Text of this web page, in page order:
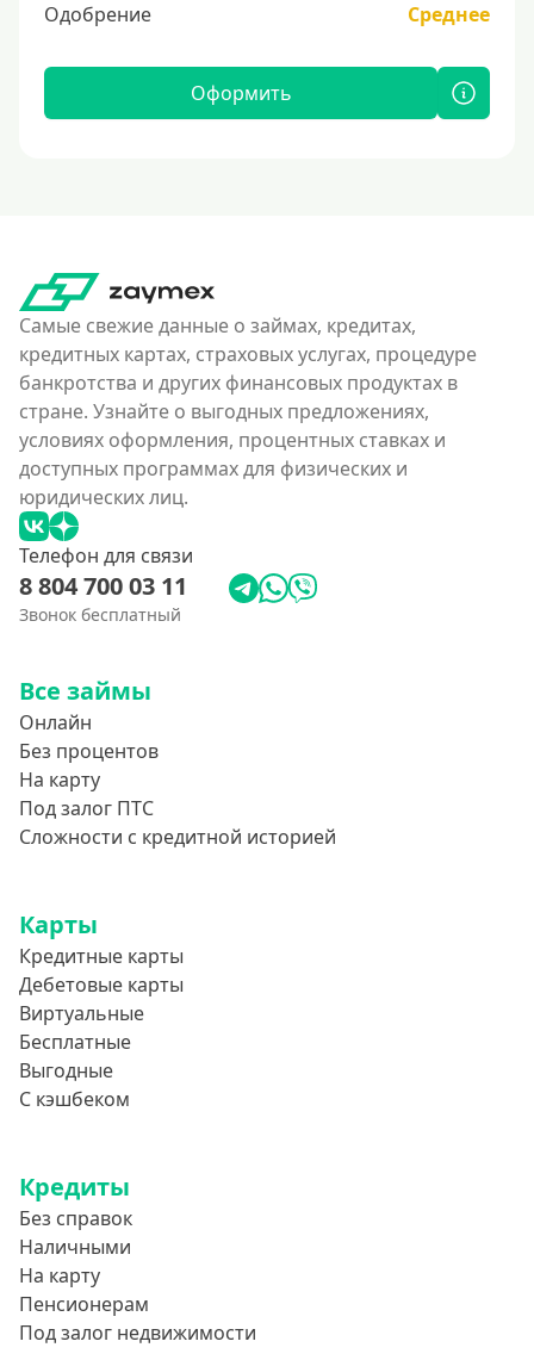
Одобрение
Среднее
Оформить
Самые свежие данные о займах, кредитах,
кредитных картах, страховых услугах, процедуре
банкротства и других финансовых продуктах в
стране. Узнайте о выгодных предложениях,
условиях оформления, процентных ставках и
доступных программах для физических и
юридических лиц.
Телефон для связи
8 804 700 03 11
Звонок бесплатный
Все займы
Онлайн
Без процентов
На карту
Под залог ПТС
Сложности с кредитной историей
Карты
Кредитные карты
Дебетовые карты
Виртуальные
Бесплатные
Выгодные
С кэшбеком
Кредиты
Без справок
Наличными
На карту
Пенсионерам
Под залог недвижимости